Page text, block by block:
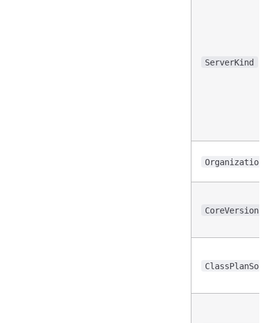
ServerKind
CoreVersion